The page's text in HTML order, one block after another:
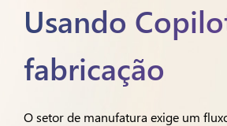
Usando
fabricação
O setor de manufatura exige um